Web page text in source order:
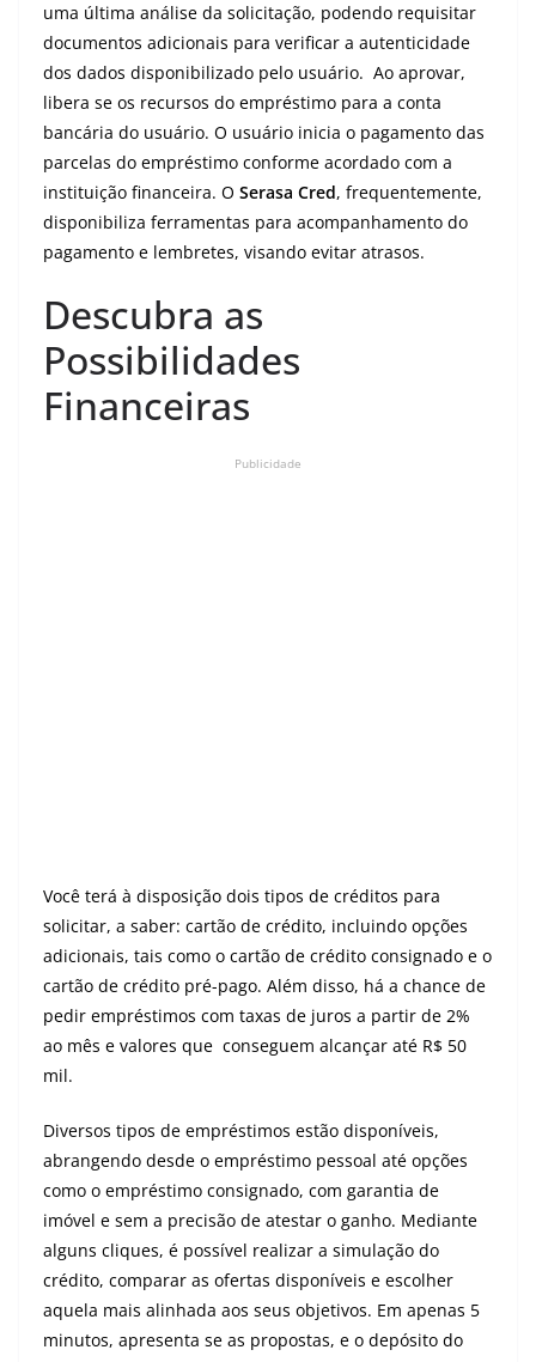
uma última análise da solicitação, podendo requisitar
documentos adicionais para verificar a autenticidade
dos dados disponibilizado pelo usuário. Ao aprovar,
libera se os recursos do empréstimo para a conta
bancária do usuário. O usuário inicia o pagamento das
parcelas do empréstimo conforme acordado com a
instituição financeira. O Serasa Cred, frequentemente,
disponibiliza ferramentas para acompanhamento do
pagamento e lembretes, visando evitar atrasos.
Descubra as
Possibilidades
Financeiras
Publicidade
Você terá à disposição dois tipos de créditos para
solicitar, a saber: cartão de crédito, incluindo opções
adicionais, tais como o cartão de crédito consignado e o
cartão de crédito pré-pago. Além disso, há a chance de
pedir empréstimos com taxas de juros a partir de 2%
ao mês e valores que conseguem alcançar até R$ 50
mil.
Diversos tipos de empréstimos estão disponíveis,
abrangendo desde o empréstimo pessoal até opções
como o empréstimo consignado, com garantia de
imóvel e sem a precisão de atestar o ganho. Mediante
alguns cliques, é possível realizar a simulação do
crédito, comparar as ofertas disponíveis e escolher
aquela mais alinhada aos seus objetivos. Em apenas 5
minutos, apresenta se as propostas, e o depósito do